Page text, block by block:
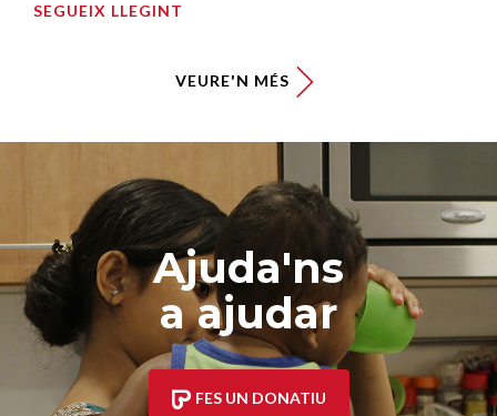
SEGUEIX LLEGINT
VEURE'N MÉS
Ajuda'ns
a ajudar
FES UN DONATIU